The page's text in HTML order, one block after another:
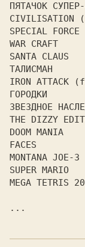
ПЯТАЧОК
CIVILISATION
SPECIAL FORCE
WAR CRAFT
SANTA
ТАЛИСМАН
IRON
ГОРОДКИ
ЗВЕЗДНОЕ
THE DIZZY
DOOM MANIA
FACES
MONTANA
SUPER
MEGA TETRIS